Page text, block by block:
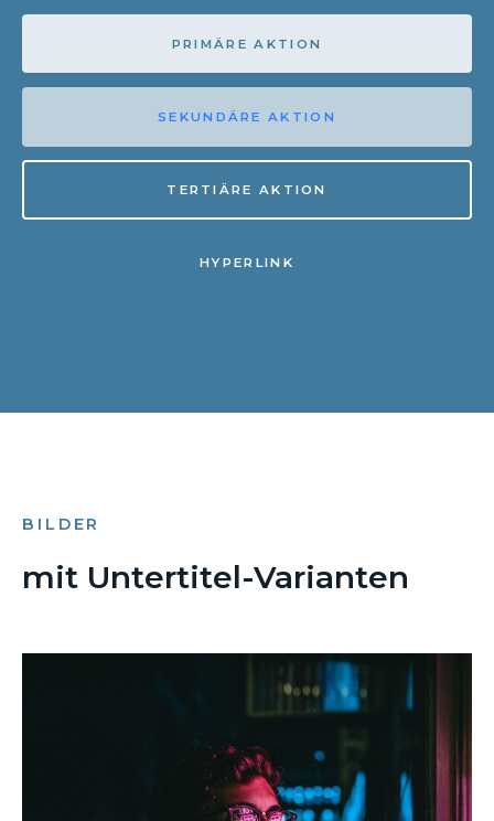
PRIMÄRE AKTION
SEKUNDÄRE AKTION
TERTIÄRE AKTION
HYPERLINK
BILDER
mit Untertitel-Varianten